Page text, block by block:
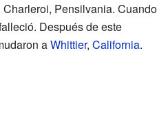
Pensilvania. Cuando
Después de este
aWhittier, California.